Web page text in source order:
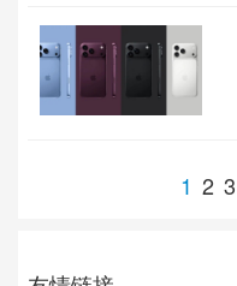
1 2 3